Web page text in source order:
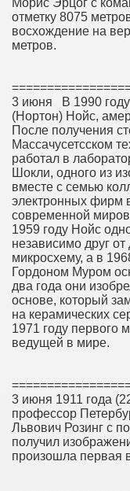
Морис Эрцог с
отметку 8075
восхождение на
метров.
3 июня В 1990 году
(Нортон) Нойс,
После получения
Массачусетсском
работал в
Шокли, одного из
вместе с семью
электронных фирм
современной
1959 году Нойс
независимо друг
микросхему, а в
Гордоном Муром
два года они
основе, который
на керамических
1971 году первого
ведущей в мире.
3 июня 1911 года
профессор
Львович Розинг с
получил
произошла первая